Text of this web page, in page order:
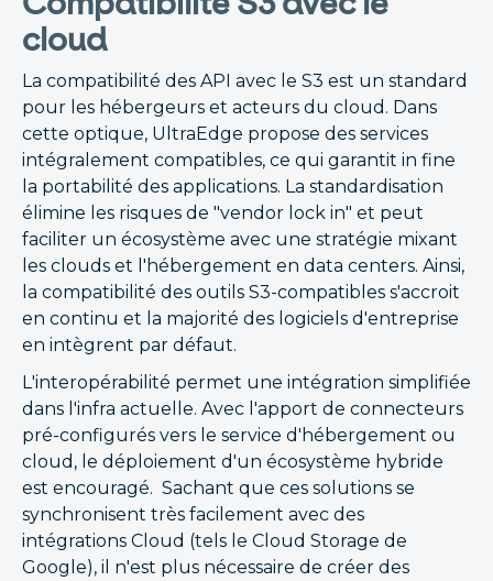
cloud
La compatibilité des API avec le S3 est un standard
pour les hébergeurs et acteurs du cloud. Dans
cette optique, UltraEdge propose des services
intégralement compatibles, ce qui garantit in fine
la portabilité des applications. La standardisation
élimine les risques de "vendor lock in" et peut
faciliter un écosystème avec une stratégie mixant
les clouds et l'hébergement en data centers. Ainsi,
la compatibilité des outils S3-compatibles s'accroit
en continu et la majorité des logiciels d'entreprise
en intègrent par défaut.
L'interopérabilité permet une intégration simplifiée
dans l'infra actuelle. Avec l'apport de connecteurs
pré-configurés vers le service d'hébergement ou
cloud, le déploiement d'un écosystème hybride
est encouragé. Sachant que ces solutions se
synchronisent très facilement avec des
intégrations Cloud (tels le Cloud Storage de
Google), il n'est plus nécessaire de créer des